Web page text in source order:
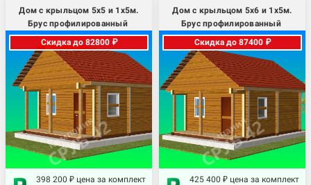
Дом с крыльцом 5х5 и 1х5м.
Брус профилированный
Скидка до 82800 ₽
398 200 ₽ цена за комплект
Дом с крыльцом 5х6 и 1х5м.
Брус профилированный
Скидка до 87400 ₽
425 400 ₽ цена за комплект